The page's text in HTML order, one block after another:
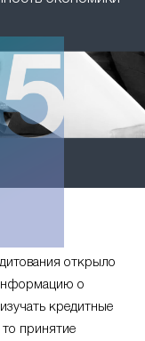
открыло
о
кредитные
то принятие